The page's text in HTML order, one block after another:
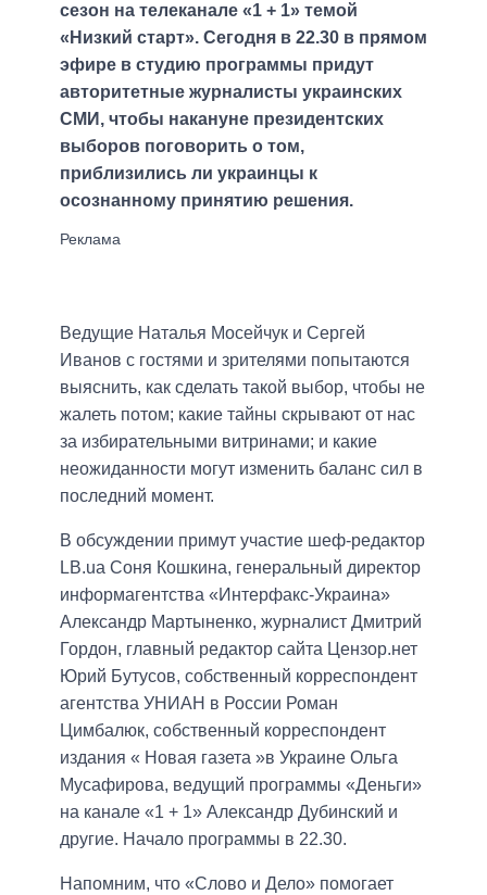
сезон на телеканале «1 + 1» темой
«Низкий старт». Сегодня в 22.30 в прямом
эфире в студию программы придут
авторитетные журналисты украинских
СМИ, чтобы накануне президентских
выборов поговорить о том,
приблизились ли украинцы к
осознанному принятию решения.
Ведущие Наталья Мосейчук и Сергей
Иванов с гостями и зрителями попытаются
выяснить, как сделать такой выбор, чтобы не
жалеть потом; какие тайны скрывают от нас
за избирательными витринами; и какие
неожиданности могут изменить баланс сил в
последний момент.
В обсуждении примут участие шеф-редактор
LB.ua Соня Кошкина, генеральный директор
информагентства «Интерфакс-Украина»
Александр Мартыненко, журналист Дмитрий
Гордон, главный редактор сайта Цензор.нет
Юрий Бутусов, собственный корреспондент
агентства УНИАН в России Роман
Цимбалюк, собственный корреспондент
издания « Новая газета »в Украине Ольга
Мусафирова, ведущий программы «Деньги»
на канале «1 + 1» Александр Дубинский и
другие. Начало программы в 22.30.
Напомним, что «Слово и Дело» помогает